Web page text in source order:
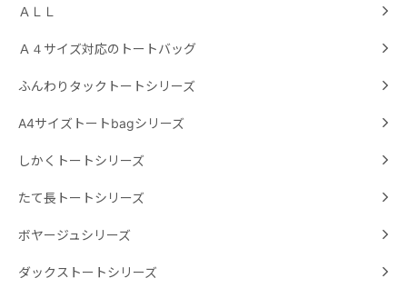
ＡＬＬ
Ａ４サイズ対応のトートバッグ
ふんわりタックトートシリーズ
A4サイズトートbagシリーズ
しかくトートシリーズ
たて長トートシリーズ
ボヤージュシリーズ
ダックストートシリーズ